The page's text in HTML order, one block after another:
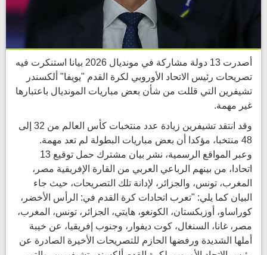
أصدرت 13 دولة مشاركة في مونديال 2026 بيانا استنكرت فيه
تصريحات رئيس الاتحاد الأوروبي لكرة القدم "يويفا" ألكسندر
تشيفرين التي قللت من شأن بعض مباريات المونديال باعتبارها
غير مهمة.
وقد انتقد تشيفرين زيادة عدد منتخبات كأس العالم من 32 إلى
48 منتخبا، مؤكدا أن بعض مباريات البطولة لم تعد مهمة.
وعبر المواقع الرسمية، نشر بيان مشترك حمل توقيع 13
اتحادا، من بينهم الرباعي العربي من القارة الإفريقية مصر،
المغرب، تونس، والجزائر، لإدانة تلك التصريحات، حيث جاء
البيان كما يلي: "تعرب اتحادات كرة القدم في: الرأس الأخضر،
كوراساو، أوزبكستان، الكونغو، هايتي، الجزائر، تونس، المغرب،
مصر، غانا، السنغال، كوت ديفوار، وجنوب إفريقيا، عن خيبة
أملها الشديدة ورفضها الحازم للتصريحات الأخيرة الصادرة عن